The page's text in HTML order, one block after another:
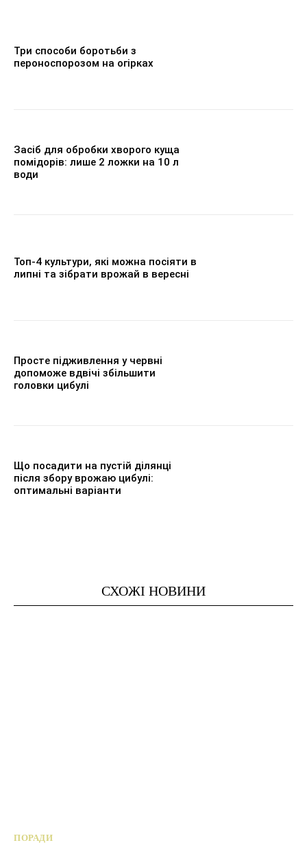
Три способи боротьби з
пероноспорозом на огірках
Засіб для обробки хворого куща
помідорів: лише 2 ложки на 10 л
води
Топ-4 культури, які можна посіяти в
липні та зібрати врожай в вересні
Просте підживлення у червні
допоможе вдвічі збільшити
головки цибулі
Що посадити на пустій ділянці
після збору врожаю цибулі:
оптимальні варіанти
СХОЖІ НОВИНИ
ПОРАДИ